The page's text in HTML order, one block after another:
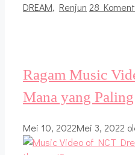
DREAM, Renjun 28
Ragam Music
Mana yang
Mei 10, 2022Mei 3, 2022